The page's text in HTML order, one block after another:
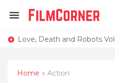
Love, Death and Robots
Home Action